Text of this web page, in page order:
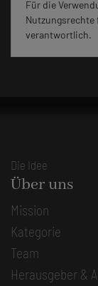
Für die
verantwortlich.
Die Idee
Über uns
Mission
Kategorie
Team
Herausgeber &